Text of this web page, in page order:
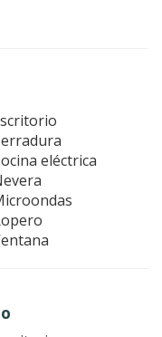
eléctrica